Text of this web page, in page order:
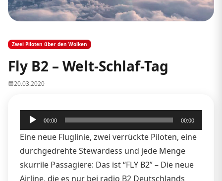
Zwei Piloten über den Wolken
Fly B2 – Welt-Schlaf-Tag
20.03.2020
Audio-
Player
00:00 00:00
Eine neue Fluglinie, zwei verrückte Piloten, eine
durchgedrehte Stewardess und jede Menge
skurrile Passagiere: Das ist “FLY B2” – Die neue
Airline, die es nur bei radio B2 Deutschlands